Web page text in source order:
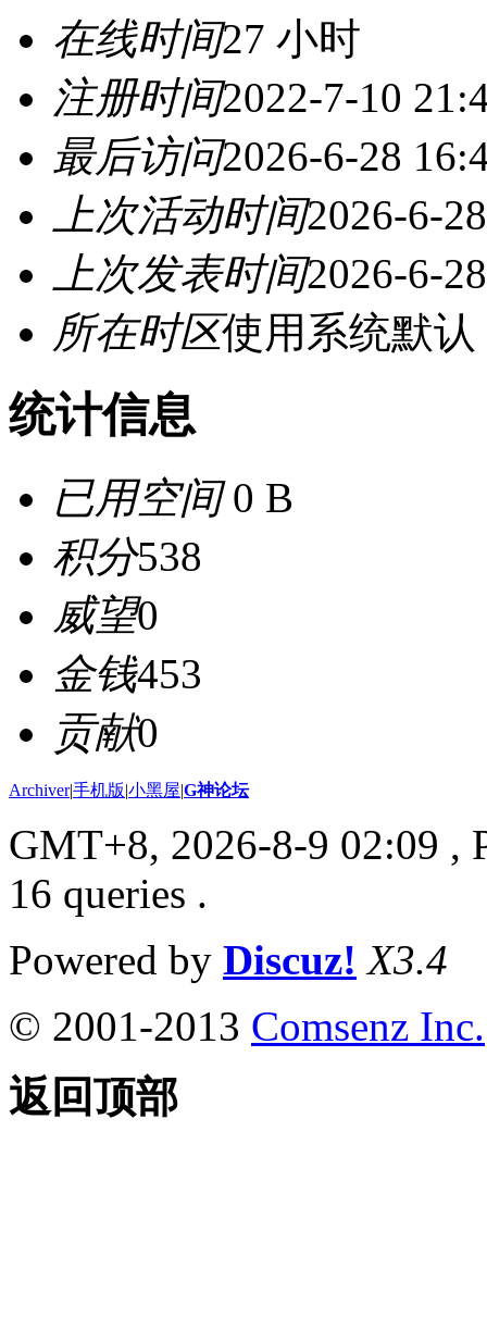
在线时间27 小时
注册时间2022-7-10
最后访问2026-6-28
上次活动时间2026-6-
上次发表时间2026-6-
所在时区使用系统默认
统计信息
已用空间0 B
积分538
威望0
金钱453
贡献0
Archiver|手机版|小黑屋|G神论坛
GMT+8, 2026-8-9 02:09 ,
16 queries .
Powered by Discuz! X3.4
© 2001-2013 Comsenz Inc.
返回顶部